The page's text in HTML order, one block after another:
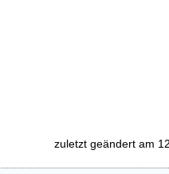
zuletzt geändert am